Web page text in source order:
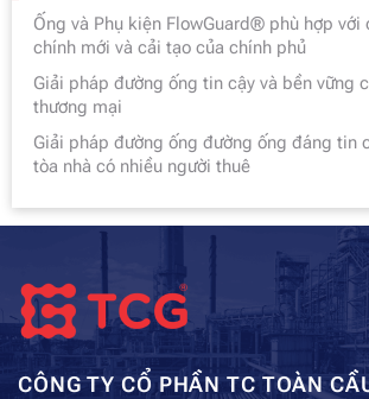
Ống và Phụ kiện FlowGuard® phù hợp với
chính mới và cải tạo của chính phủ
Giải pháp đường ống tin cậy và bền vững
thương mại
Giải pháp đường ống đường ống đáng tin
tòa nhà có nhiều người thuê
CÔNG TY CỔ PHẦN TC TOÀN